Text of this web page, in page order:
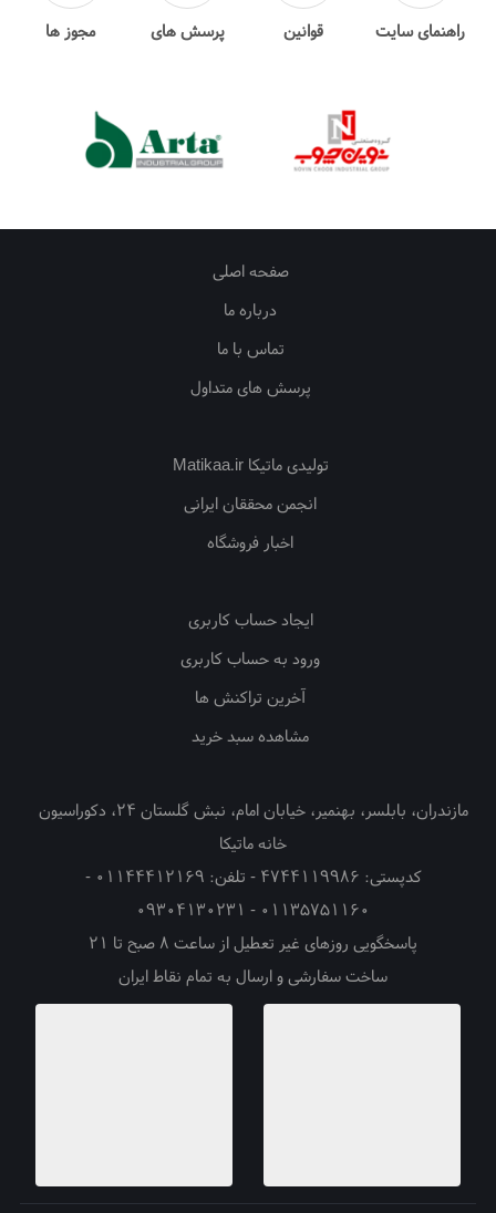
راهنمای سایت قوانین
پرسش های
مجوز ها
صفحه اصلی
درباره ما
تماس با ما
پرسش های متداول
تولیدی ماتیکا Matikaa.ir
انجمن محققان ایرانی
اخبار فروشگاه
ایجاد حساب کاربری
ورود به حساب کاربری
آخرین تراکنش ها
مشاهده سبد خرید
مازندران، بابلسر، بهنمیر، خیابان امام، نبش گلستان ۲۴، دکوراسیون
خانه ماتیکا
کدپستی: ۴۷۴۴۱۱۹۹۸۶ - تلفن: ۰۱۱۴۴۴۱۲۱۶۹ -
۰۱۱۳۵۷۵۱۱۶۰ - ۰۹۳۰۴۱۳۰۲۳۱
پاسخگویی روزهای غیر تعطیل از ساعت ۸ صبح تا ۲۱
ساخت سفارشی و ارسال به تمام نقاط ایران